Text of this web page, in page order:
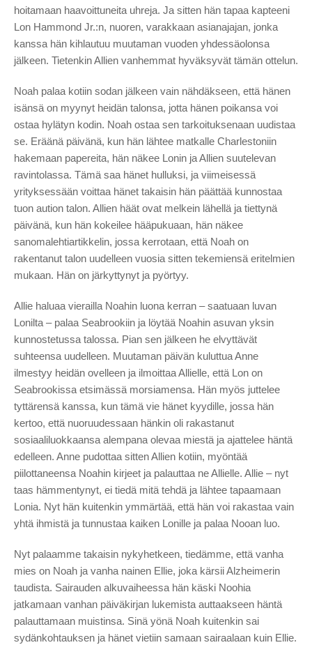
hoitamaan haavoittuneita uhreja. Ja sitten hän tapaa kapteeni
Lon Hammond Jr.:n, nuoren, varakkaan asianajajan, jonka
kanssa hän kihlautuu muutaman vuoden yhdessäolonsa
jälkeen. Tietenkin Allien vanhemmat hyväksyvät tämän ottelun.
Noah palaa kotiin sodan jälkeen vain nähdäkseen, että hänen
isänsä on myynyt heidän talonsa, jotta hänen poikansa voi
ostaa hylätyn kodin. Noah ostaa sen tarkoituksenaan uudistaa
se. Eräänä päivänä, kun hän lähtee matkalle Charlestoniin
hakemaan papereita, hän näkee Lonin ja Allien suutelevan
ravintolassa. Tämä saa hänet hulluksi, ja viimeisessä
yrityksessään voittaa hänet takaisin hän päättää kunnostaa
tuon aution talon. Allien häät ovat melkein lähellä ja tiettynä
päivänä, kun hän kokeilee hääpukuaan, hän näkee
sanomalehtiartikkelin, jossa kerrotaan, että Noah on
rakentanut talon uudelleen vuosia sitten tekemiensä eritelmien
mukaan. Hän on järkyttynyt ja pyörtyy.
Allie haluaa vierailla Noahin luona kerran – saatuaan luvan
Lonilta – palaa Seabrookiin ja löytää Noahin asuvan yksin
kunnostetussa talossa. Pian sen jälkeen he elvyttävät
suhteensa uudelleen. Muutaman päivän kuluttua Anne
ilmestyy heidän ovelleen ja ilmoittaa Allielle, että Lon on
Seabrookissa etsimässä morsiamensa. Hän myös juttelee
tyttärensä kanssa, kun tämä vie hänet kyydille, jossa hän
kertoo, että nuoruudessaan hänkin oli rakastanut
sosiaaliluokkaansa alempana olevaa miestä ja ajattelee häntä
edelleen. Anne pudottaa sitten Allien kotiin, myöntää
piilottaneensa Noahin kirjeet ja palauttaa ne Allielle. Allie – nyt
taas hämmentynyt, ei tiedä mitä tehdä ja lähtee tapaamaan
Lonia. Nyt hän kuitenkin ymmärtää, että hän voi rakastaa vain
yhtä ihmistä ja tunnustaa kaiken Lonille ja palaa Nooan luo.
Nyt palaamme takaisin nykyhetkeen, tiedämme, että vanha
mies on Noah ja vanha nainen Ellie, joka kärsii Alzheimerin
taudista. Sairauden alkuvaiheessa hän käski Noohia
jatkamaan vanhan päiväkirjan lukemista auttaakseen häntä
palauttamaan muistinsa. Sinä yönä Noah kuitenkin sai
sydänkohtauksen ja hänet vietiin samaan sairaalaan kuin Ellie.